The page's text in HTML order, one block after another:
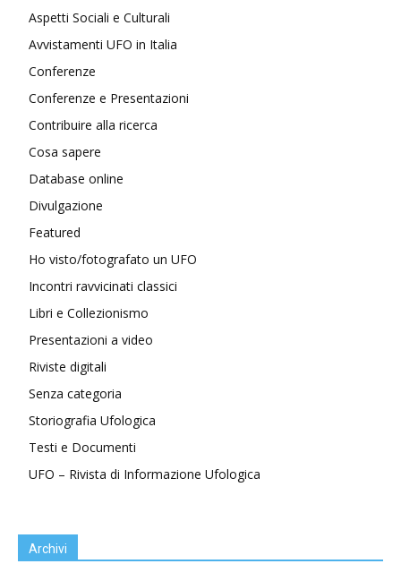
Aspetti Sociali e Culturali
Avvistamenti UFO in Italia
Conferenze
Conferenze e Presentazioni
Contribuire alla ricerca
Cosa sapere
Database online
Divulgazione
Featured
Ho visto/fotografato un UFO
Incontri ravvicinati classici
Libri e Collezionismo
Presentazioni a video
Riviste digitali
Senza categoria
Storiografia Ufologica
Testi e Documenti
UFO – Rivista di Informazione Ufologica
Archivi